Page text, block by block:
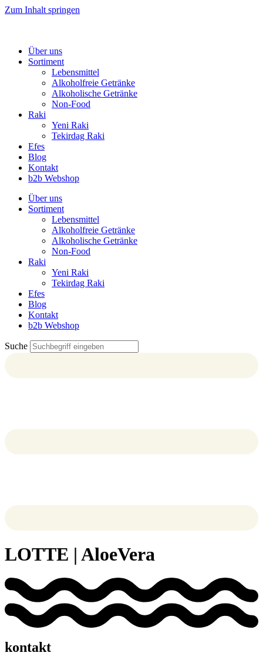
Zum Inhalt springen
Über uns
Sortiment
Lebensmittel
Alkoholfreie Getränke
Alkoholische Getränke
Non-Food
Raki
Yeni Raki
Tekirdag Raki
Efes
Blog
Kontakt
b2b Webshop
Über uns
Sortiment
Lebensmittel
Alkoholfreie Getränke
Alkoholische Getränke
Non-Food
Raki
Yeni Raki
Tekirdag Raki
Efes
Blog
Kontakt
b2b Webshop
Suche
LOTTE | AloeVera
kontakt